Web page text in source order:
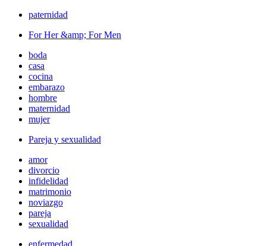
paternidad
For Her &amp; For Men
boda
casa
cocina
embarazo
hombre
maternidad
mujer
Pareja y sexualidad
amor
divorcio
infidelidad
matrimonio
noviazgo
pareja
sexualidad
enfermedad